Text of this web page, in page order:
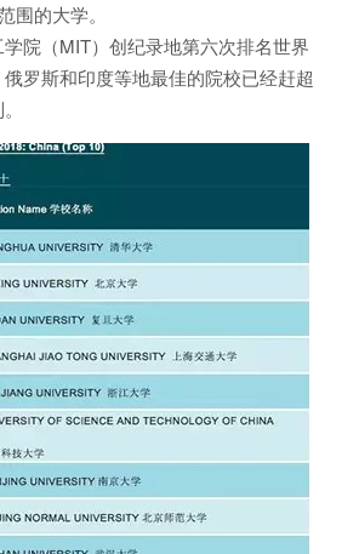
围的大学。
院（MIT）创纪录地第六次排名世界
罗斯和印度等地最佳的院校已经赶超